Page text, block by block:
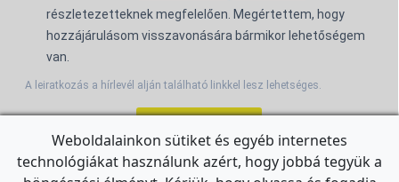
részletezetteknek megfelelően. Megértettem, hogy
hozzájárulásom visszavonására bármikor lehetőségem
van.
A leiratkozás a hírlevél alján található linkkel lesz lehetséges.
For the English Newsletter, clickHERE.
Weboldalainkon sütiket és egyéb internetes
technológiákat használunk azért, hogy jobbá tegyük a